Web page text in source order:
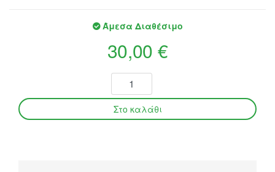
Άμεσα Διαθέσιμο
30,00 €